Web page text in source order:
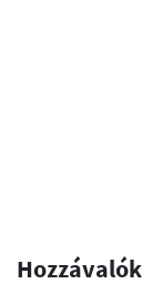
Hozzávalók